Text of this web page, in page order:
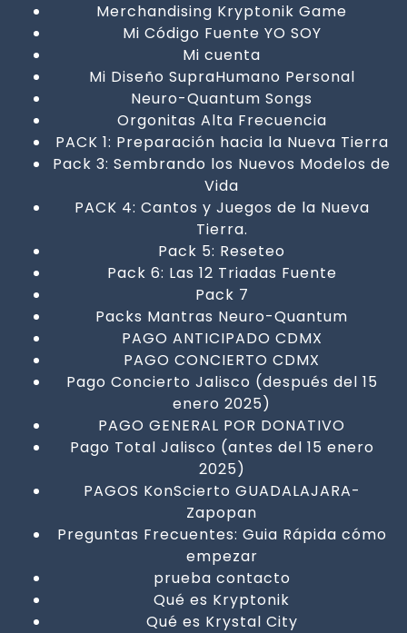
Merchandising Kryptonik Game
Mi Código Fuente YO SOY
Mi cuenta
Mi Diseño SupraHumano Personal
Neuro-Quantum Songs
Orgonitas Alta Frecuencia
PACK 1: Preparación hacia la Nueva Tierra
Pack 3: Sembrando los Nuevos Modelos de
Vida
PACK 4: Cantos y Juegos de la Nueva
Tierra.
Pack 5: Reseteo
Pack 6: Las 12 Triadas Fuente
Pack 7
Packs Mantras Neuro-Quantum
PAGO ANTICIPADO CDMX
PAGO CONCIERTO CDMX
Pago Concierto Jalisco (después del 15
enero 2025)
PAGO GENERAL POR DONATIVO
Pago Total Jalisco (antes del 15 enero
2025)
PAGOS KonScierto GUADALAJARA-
Zapopan
Preguntas Frecuentes: Guia Rápida cómo
empezar
prueba contacto
Qué es Kryptonik
Qué es Krystal City